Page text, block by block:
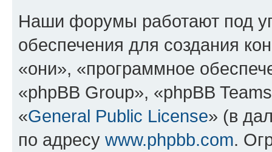
Наши форумы работают под
обеспечения для создания
«они», «программное
«phpBB Group», «phpBB
«General Public License» (в
по адресу www.phpbb.com.